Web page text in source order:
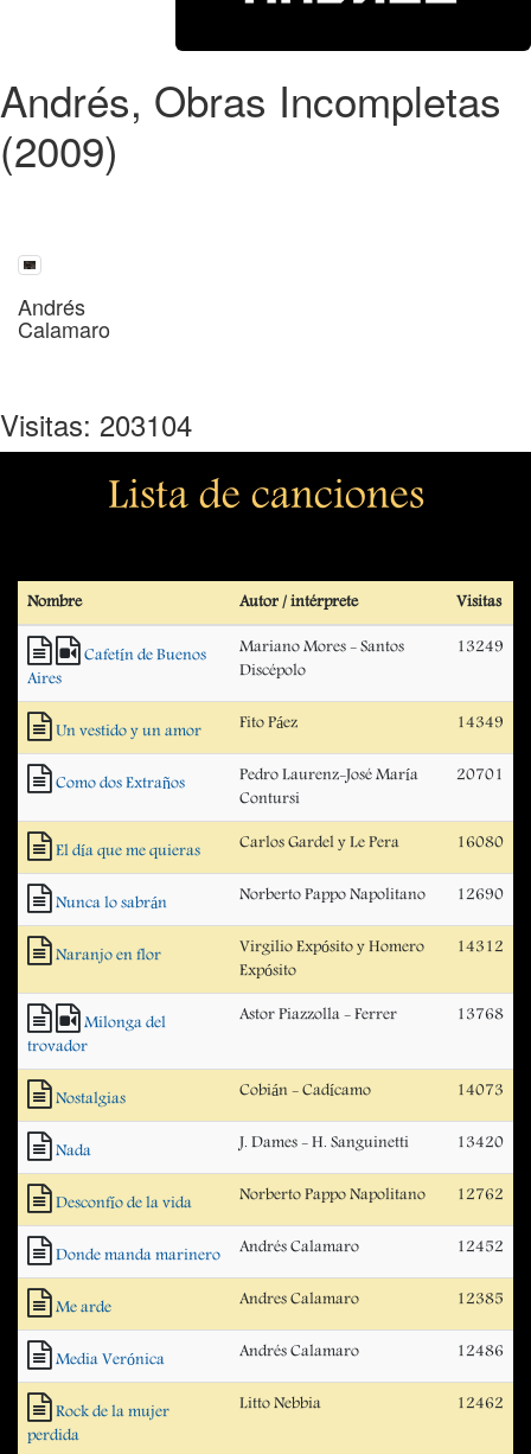
Andrés, Obras Incompletas
(2009)
Andrés
Calamaro
Visitas: 203104
Lista de canciones
Nombre Autor / intérprete Visitas
Cafetín de Buenos
Aires
Mariano Mores - Santos
Discépolo
13249
Un vestido y un amor Fito Páez 14349
Como dos Extraños
Pedro Laurenz-José María
Contursi
20701
El día que me quieras Carlos Gardel y Le Pera 16080
Nunca lo sabrán Norberto Pappo Napolitano 12690
Naranjo en flor
Virgilio Expósito y Homero
Expósito
14312
Milonga del
trovador
Astor Piazzolla - Ferrer 13768
Nostalgias Cobián - Cadícamo 14073
Nada J. Dames - H. Sanguinetti 13420
Desconfío de la vida Norberto Pappo Napolitano 12762
Donde manda marinero Andrés Calamaro 12452
Me arde Andres Calamaro 12385
Media Verónica Andrés Calamaro 12486
Rock de la mujer
perdida
Litto Nebbia 12462